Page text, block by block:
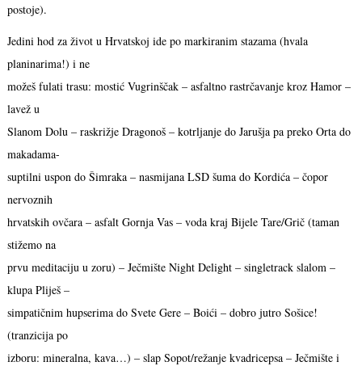
postoje).
Jedini hod za život u Hrvatskoj ide po markiranim stazama (hvala
planinarima!) i ne
možeš fulati trasu: mostić Vugrinščak – asfaltno rastrčavanje kroz Hamor –
lavež u
Slanom Dolu – raskrižje Dragonoš – kotrljanje do Jarušja pa preko Orta do
makadama-
suptilni uspon do Šimraka – nasmijana LSD šuma do Kordića – čopor
nervoznih
hrvatskih ovčara – asfalt Gornja Vas – voda kraj Bijele Tare/Grič (taman
stižemo na
prvu meditaciju u zoru) – Ječmište Night Delight – singletrack slalom –
klupa Pliješ –
simpatičnim hupserima do Svete Gere – Boići – dobro jutro Sošice!
(tranzicija po
izboru: mineralna, kava…) – slap Sopot/režanje kvadricepsa – Ječmište i